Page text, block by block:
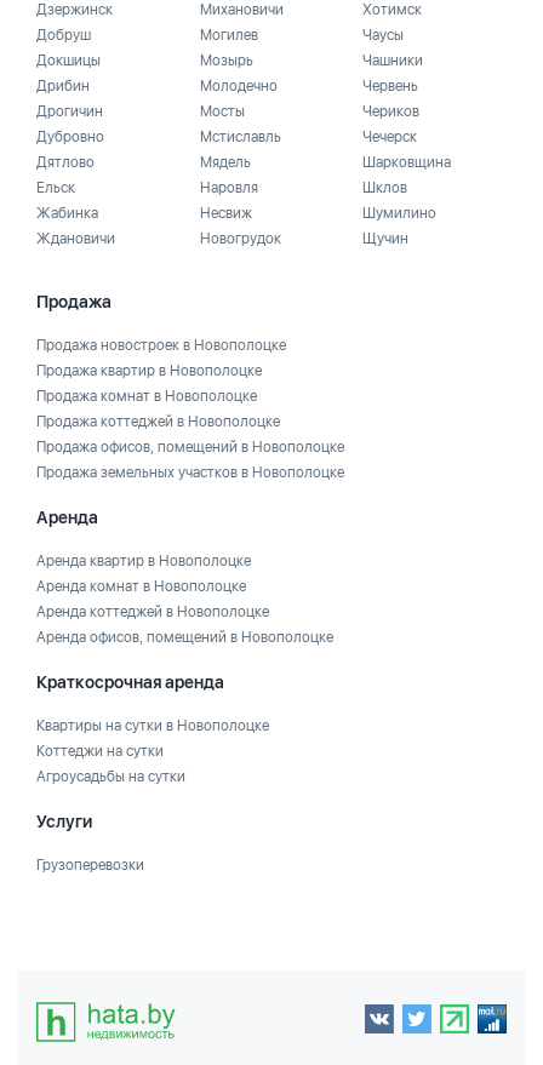
Дзержинск
Добруш
Докшицы
Дрибин
Дрогичин
Дубровно
Дятлово
Ельск
Жабинка
Ждановичи
Михановичи
Могилев
Мозырь
Молодечно
Мосты
Мстиславль
Мядель
Наровля
Несвиж
Новогрудок
Хотимск
Чаусы
Чашники
Червень
Чериков
Чечерск
Шарковщина
Шклов
Шумилино
Щучин
Продажа
Продажа новостроек в Новополоцке
Продажа квартир в Новополоцке
Продажа комнат в Новополоцке
Продажа коттеджей в Новополоцке
Продажа офисов, помещений в Новополоцке
Продажа земельных участков в Новополоцке
Аренда
Аренда квартир в Новополоцке
Аренда комнат в Новополоцке
Аренда коттеджей в Новополоцке
Аренда офисов, помещений в Новополоцке
Краткосрочная аренда
Квартиры на сутки в Новополоцке
Коттеджи на сутки
Агроусадьбы на сутки
Услуги
Грузоперевозки